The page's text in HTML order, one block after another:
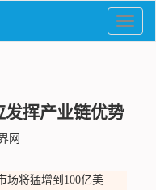
发挥产业链优势
网
场将猛增到100亿美